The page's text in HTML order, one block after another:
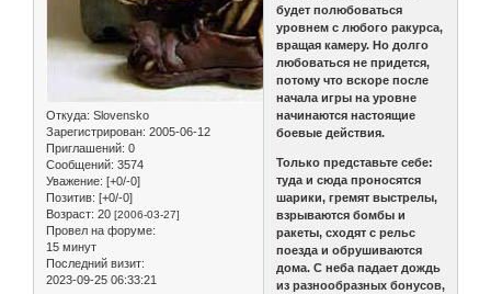
Откуда: Slovensko
Зарегистрирован: 2005-06-12
Приглашений: 0
Сообщений: 3574
Уважение: [+0/-0]
Позитив: [+0/-0]
Возраст: 20 [2006-03-27]
Провел на форуме:
15 минут
Последний визит:
2023-09-25 06:33:21
будет полюбоваться
уровнем с любого ракурса,
вращая камеру. Но долго
любоваться не придется,
потому что вскоре после
начала игры на уровне
начинаются настоящие
боевые действия.
Только представьте себе:
туда и сюда проносятся
шарики, гремят выстрелы,
взрываются бомбы и
ракеты, сходят с рельс
поезда и обрушиваются
дома. С неба падает дождь
из разнообразных бонусов,